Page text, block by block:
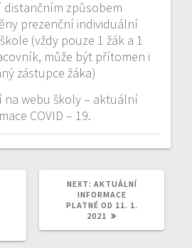
distančním způsobem
prezenční individuální
(vždy pouze 1 žák a 1
může být přítomen i
zástupce žáka)
na webu školy – aktuální
COVID – 19.
NEXT: NEXT
POST:
AKTUÁLNÍ
INFORMACE
PLATNÉ OD 11. 1.
2021